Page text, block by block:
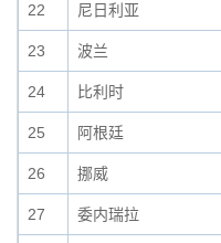
22 尼日利亚
23 波兰
24 比利时
25 阿根廷
26 挪威
27 委内瑞拉